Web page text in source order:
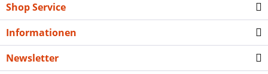
Shop Service
Informationen
Newsletter